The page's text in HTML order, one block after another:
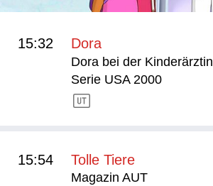
15:32 Dora
Dora bei der Kinderärztin
Serie USA 2000
15:54 Tolle Tiere
Magazin AUT